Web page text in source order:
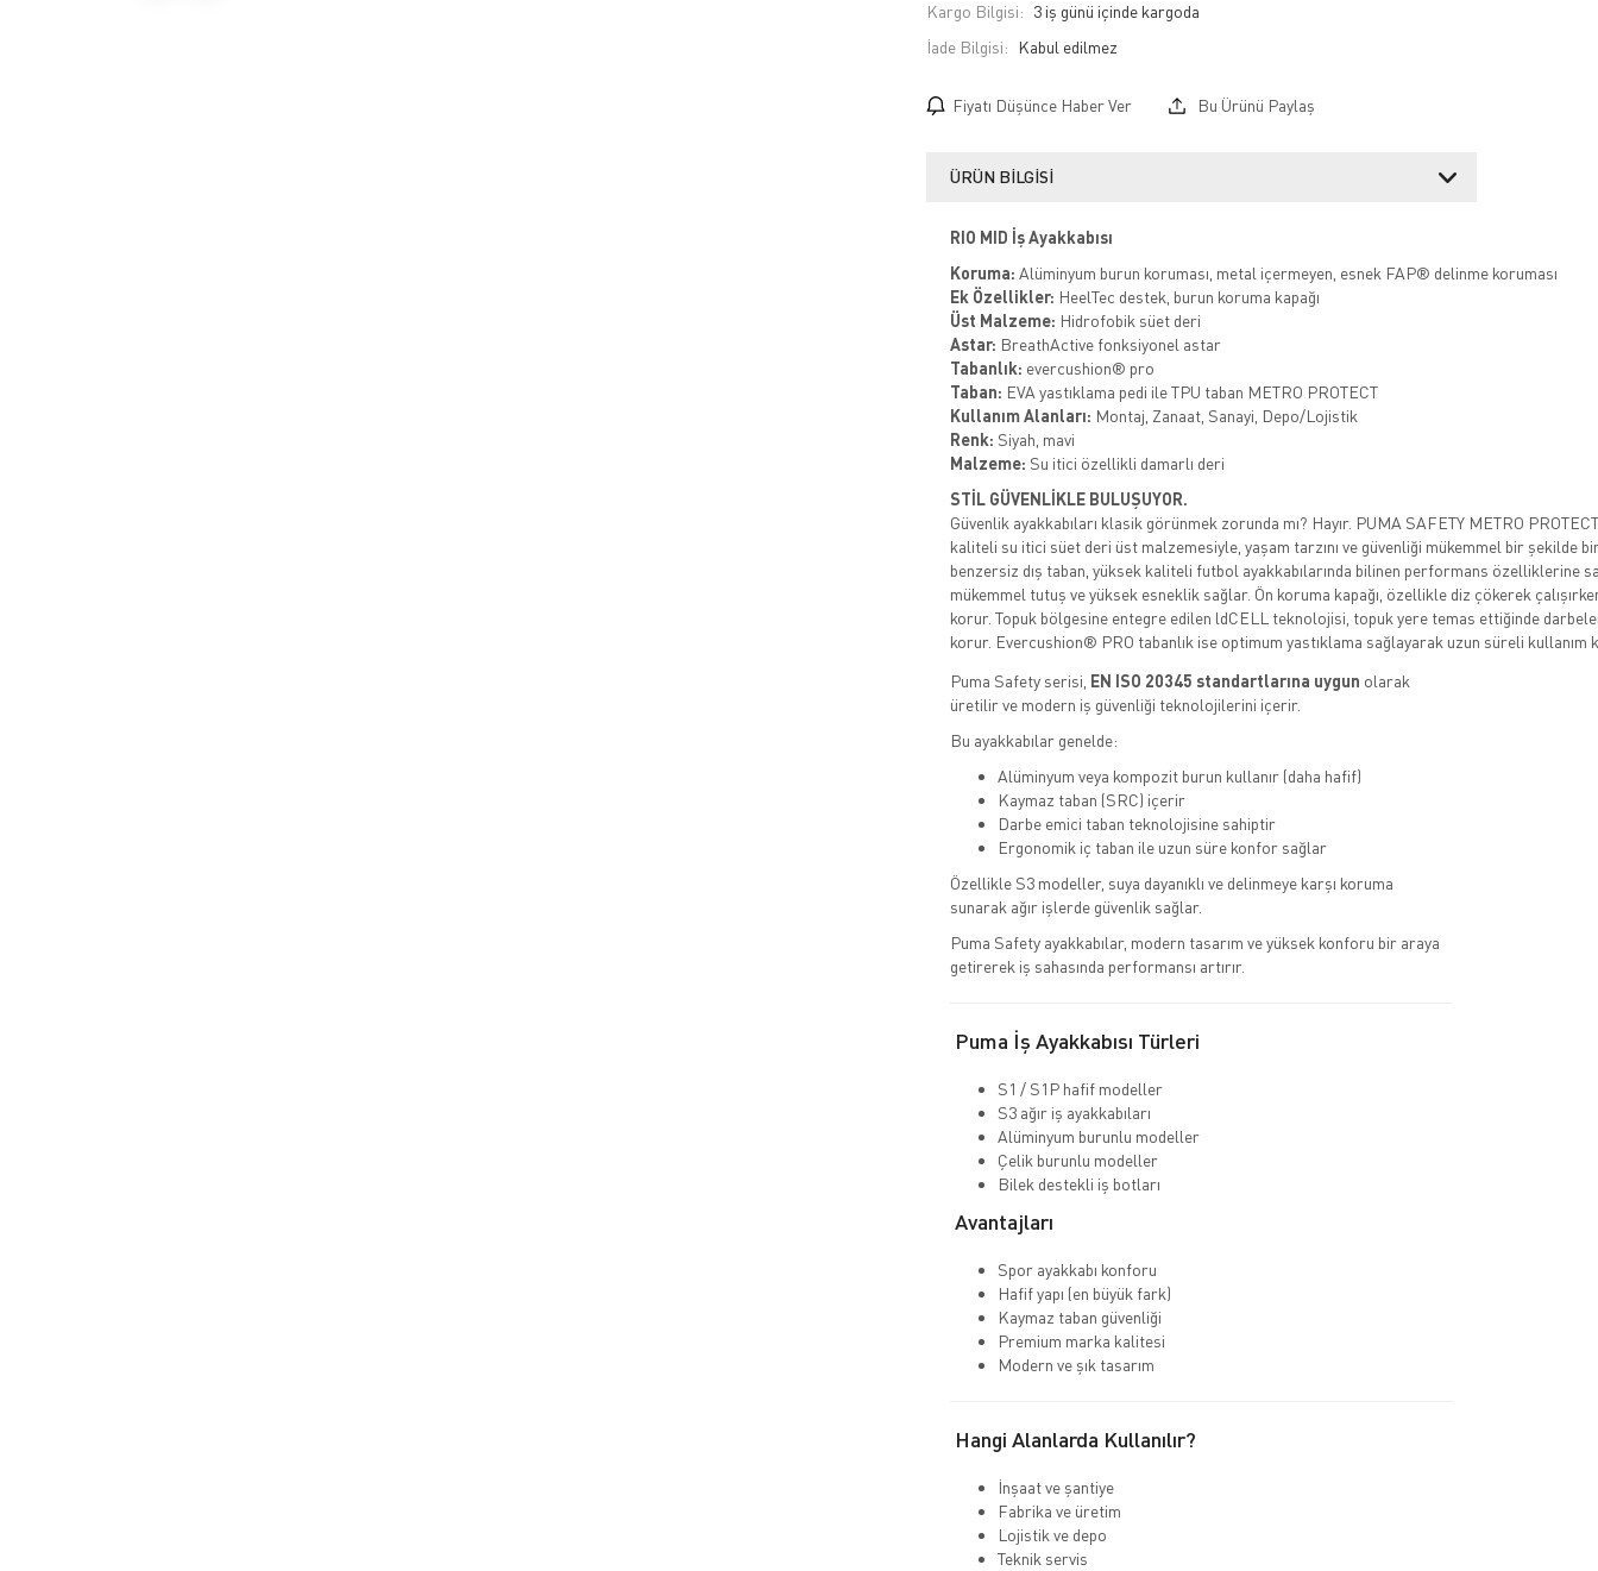
Kargo Bilgisi: 3 iş günü içinde kargoda
İade Bilgisi:
Fiyatı Düşünce Haber Ver Bu Ürünü Paylaş
ÜRÜN BILGISI
RIO MID İş Ayakkabısı
Koruma: Alüminyum burun koruması, metal içermeyen, esnek FAP® delinme koruması
Ek Özellikler: HeelTec destek, burun koruma kapağı
Üst Malzeme: Hidrofobik süet deri
Astar: BreathActive fonksiyonel astar
Tabanlık: evercushion® pro
Taban: EVA yastıklama pedi ile TPU taban METRO PROTECT
Kullanım Alanları: Montaj, Zanaat, Sanayi, Depo/Lojistik
Renk: Siyah, mavi
Malzeme: Su itici özellikli damarlı deri
STİL GÜVENLİKLE BULUŞUYOR.
Güvenlik ayakkabıları klasik görünmek zorunda mı? Hayır. PUMA SAFETY METRO
kaliteli su itici süet deri üst malzemesiyle, yaşam tarzını ve güvenliği mükemmel bir şekilde
benzersiz dış taban, yüksek kaliteli futbol ayakkabılarında bilinen performans özelliklerine
mükemmel tutuş ve yüksek esneklik sağlar. Ön koruma kapağı, özellikle diz çökerek
korur. Topuk bölgesine entegre edilen ldCELL teknolojisi, topuk yere temas ettiğinde
korur. Evercushion® PRO tabanlık ise optimum yastıklama sağlayarak uzun süreli kullanım
Puma Safety serisi, EN ISO 20345 standartlarına uygun olarak
üretilir ve modern iş güvenliği teknolojilerini içerir.
Bu ayakkabılar genelde:
Alüminyum veya kompozit burun kullanır (daha hafif)
Kaymaz taban (SRC) içerir
Darbe emici taban teknolojisine sahiptir
Ergonomik iç taban ile uzun süre konfor sağlar
Özellikle S3 modeller, suya dayanıklı ve delinmeye karşı koruma
sunarak ağır işlerde güvenlik sağlar.
Puma Safety ayakkabılar, modern tasarım ve yüksek konforu bir araya
getirerek iş sahasında performansı artırır.
Puma İş Ayakkabısı Türleri
S1 / S1P hafif modeller
S3 ağır iş ayakkabıları
Alüminyum burunlu modeller
Çelik burunlu modeller
Bilek destekli iş botları
Avantajları
Spor ayakkabı konforu
Hafif yapı (en büyük fark)
Kaymaz taban güvenliği
Premium marka kalitesi
Modern ve şık tasarım
Hangi Alanlarda Kullanılır?
İnşaat ve şantiye
Fabrika ve üretim
Lojistik ve depo
Teknik servis